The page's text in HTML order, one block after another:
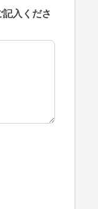
入くださ
入ください。